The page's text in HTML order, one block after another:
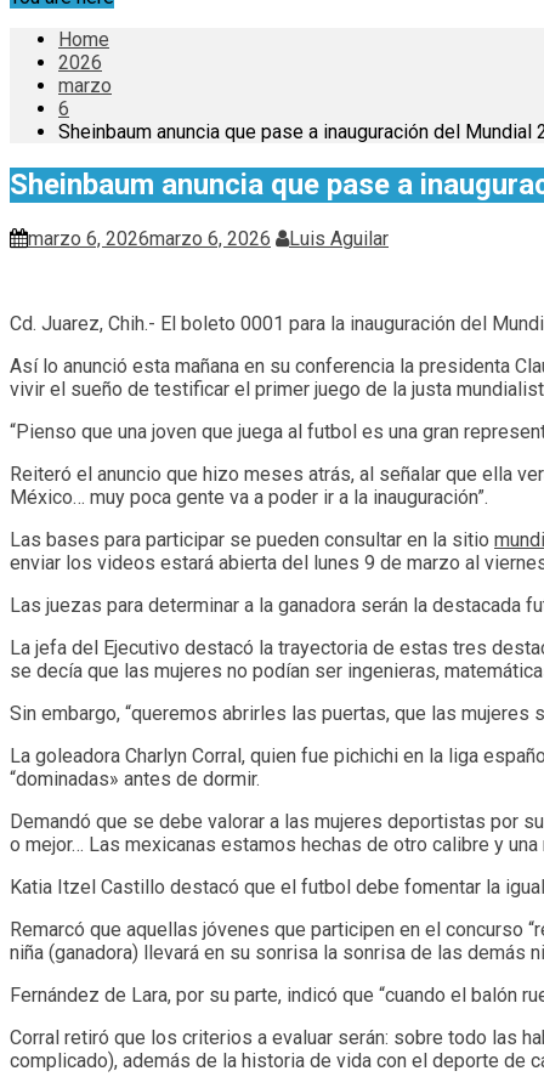
Home
2026
marzo
6
Sheinbaum anuncia que pase a inauguración del
Sheinbaum anuncia que pase a
marzo 6, 2026marzo 6, 2026 Luis Aguilar
Cd. Juarez, Chih.- El boleto 0001 para la inauguración del
Así lo anunció esta mañana en su conferencia la presidenta
vivir el sueño de testificar el primer juego de la justa
“Pienso que una joven que juega al futbol es una gran
Reiteró el anuncio que hizo meses atrás, al señalar que ella
México… muy poca gente va a poder ir a la inauguración”.
Las bases para participar se pueden consultar en la sitio
enviar los videos estará abierta del lunes 9 de marzo al
Las juezas para determinar a la ganadora serán la destacada
La jefa del Ejecutivo destacó la trayectoria de estas tres
se decía que las mujeres no podían ser ingenieras,
Sin embargo, “queremos abrirles las puertas, que las
La goleadora Charlyn Corral, quien fue pichichi en la liga
“dominadas» antes de dormir.
Demandó que se debe valorar a las mujeres deportistas por
o mejor… Las mexicanas estamos hechas de otro calibre y
Katia Itzel Castillo destacó que el futbol debe fomentar la
Remarcó que aquellas jóvenes que participen en el concurso
niña (ganadora) llevará en su sonrisa la sonrisa de las demás
Fernández de Lara, por su parte, indicó que “cuando el balón
Corral retiró que los criterios a evaluar serán: sobre todo las
complicado), además de la historia de vida con el deporte de